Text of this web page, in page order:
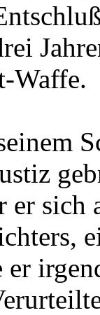
Waffe.
er sich
er